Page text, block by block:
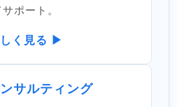
ポート。
く見る ▶
サルティング